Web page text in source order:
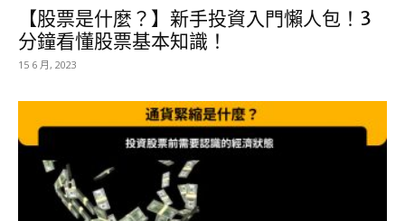
【股票是什麼？】新手投資入門懶人包！3
分鐘看懂股票基本知識！
15 6 月, 2023